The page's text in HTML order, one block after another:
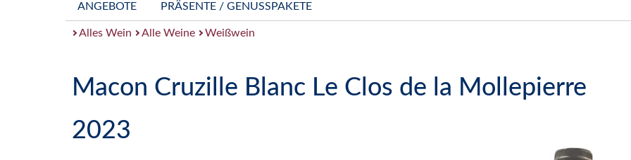
ANGEBOTE PRÄSENTE / GENUSSPAKETE
Alles Wein Alle Weine Weißwein
Macon Cruzille Blanc Le Clos de la Mollepierre
2023